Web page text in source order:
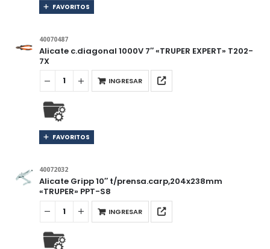
FAVORITOS
40070487
Alicate c.diagonal 1000V 7″ «TRUPER EXPERT» T202-
7X
INGRESAR
FAVORITOS
40072032
Alicate Gripp 10″ t/prensa.carp,204x238mm
«TRUPER» PPT-S8
INGRESAR